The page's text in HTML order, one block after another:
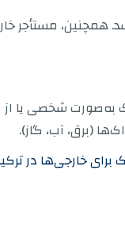
همچنین، مستأجر
در ترکیه. ۲. انتخاب منطقه مناسب بر اساس ماهیت سکونت. ۳. بازدید از ملک